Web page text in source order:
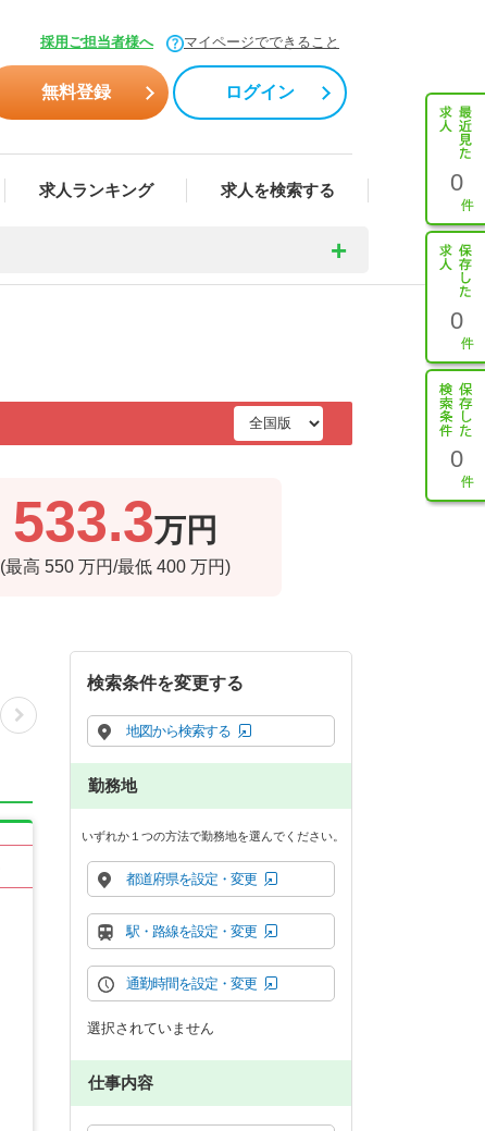
採用ご担当者様へ マイページでできること
無料登録 ログイン
求人ランキング 求人を検索する 0
0
0
533.3万円
(最高 550 万円/最低 400 万円)
検索条件を変更する
地図から検索する
勤務地
いずれか１つの方法で勤務地を選んでください。
都道府県を設定・変更
駅・路線を設定・変更
通勤時間を設定・変更
選択されていません
仕事内容